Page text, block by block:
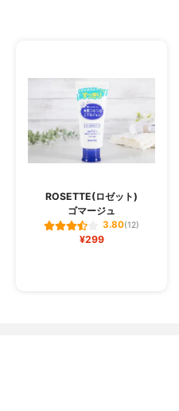
ROSETTE(ロゼット)
ゴマージュ
3.80(12)
¥299